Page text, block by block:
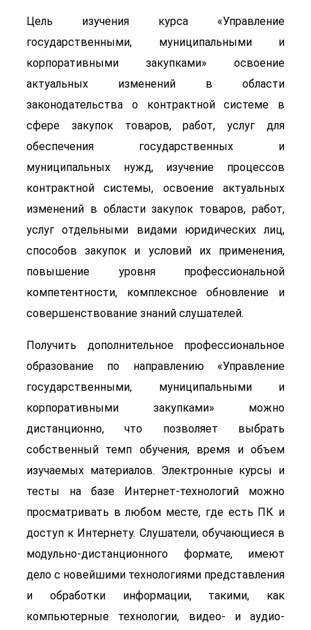
Цель изучения курса «Управление
государственными, муниципальными и
корпоративными закупками» освоение
актуальных изменений в области
законодательства о контрактной системе в
сфере закупок товаров, работ, услуг для
обеспечения государственных и
муниципальных нужд, изучение процессов
контрактной системы, освоение актуальных
изменений в области закупок товаров, работ,
услуг отдельными видами юридических лиц,
способов закупок и условий их применения,
повышение уровня профессиональной
компетентности, комплексное обновление и
совершенствование знаний слушателей.
Получить дополнительное профессиональное
образование по направлению «Управление
государственными, муниципальными и
корпоративными закупками» можно
дистанционно, что позволяет выбрать
собственный темп обучения, время и объем
изучаемых материалов. Электронные курсы и
тесты на базе Интернет-технологий можно
просматривать в любом месте, где есть ПК и
доступ к Интернету. Слушатели, обучающиеся в
модульно-дистанционного формате, имеют
дело с новейшими технологиями представления
и обработки информации, такими, как
компьютерные технологии, видео- и аудио-